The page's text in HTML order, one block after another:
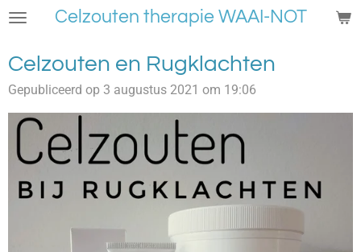
Ga
naar
de
hoofdinhoud
Celzouten therapie WAAI-NOT
Celzouten en Rugklachten
Gepubliceerd op 3 augustus 2021 om 19:06